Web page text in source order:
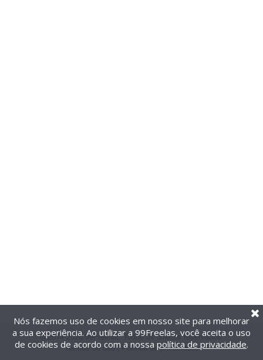
@2014-2026 99Freelas. Todos os direitos reservados.
Termos de uso| Política de privacidade
Nós fazemos uso de cookies em nosso site para melhorar
a sua experiência. Ao utilizar a 99Freelas, você aceita o uso
de cookies de acordo com a nossa política de privacidade.